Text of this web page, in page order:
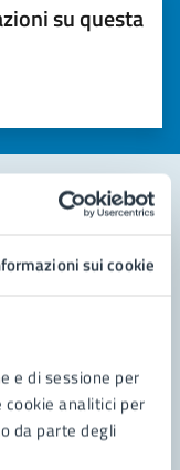
sui cookie
e di sessione per
analitici per
da parte degli
su questa
stelle)la chiarezza delle